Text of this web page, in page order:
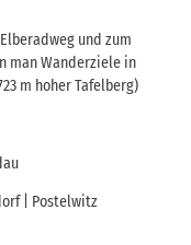
und zum
man Wanderziele in
m hoher Tafelberg)
| Postelwitz